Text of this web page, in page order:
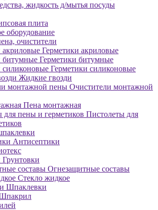
жидкость д/мытья посуды
плита
оборудование
очистители
Герметики акриловые
Герметики битумные
Герметики силиконовые
Жидкие гвозди
Очистители монтажной
Пена монтажная
Пистолеты для
Антисептики
Грунтовки
Огнезащитные составы
Стекло жидкое
Шпаклевки